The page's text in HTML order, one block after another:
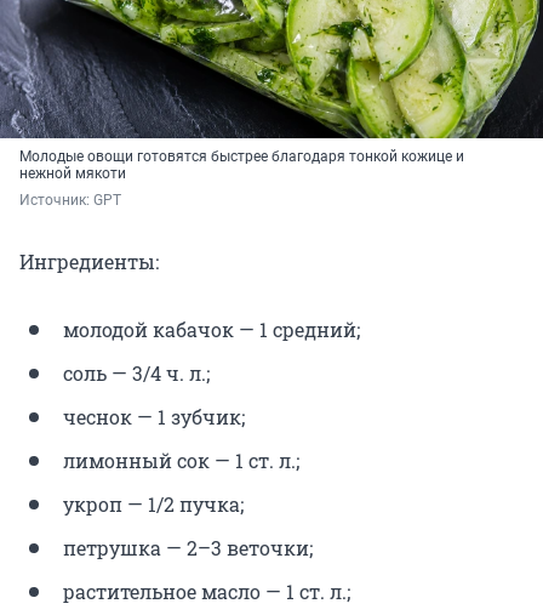
Молодые овощи готовятся быстрее благодаря тонкой кожице и
нежной мякоти
Источник: GPT
Ингредиенты:
молодой кабачок — 1 средний;
соль — 3/4 ч. л.;
чеснок — 1 зубчик;
лимонный сок — 1 ст. л.;
укроп — 1/2 пучка;
петрушка — 2–3 веточки;
растительное масло — 1 ст. л.;